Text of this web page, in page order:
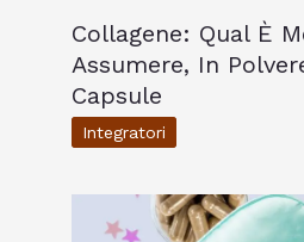
Collagene: Qual È
Assumere, In
Capsule
Integratori